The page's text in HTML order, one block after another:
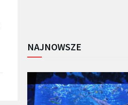
NAJNOWSZE